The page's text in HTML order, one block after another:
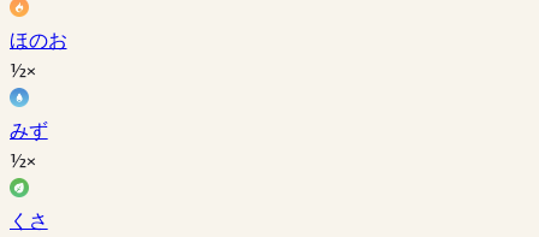
ほのお
½×
みず
½×
くさ